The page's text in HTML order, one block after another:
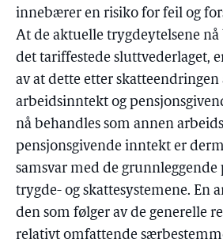
innebærer en risiko for feil og
At de aktuelle trygdeytelsene
det tariffestede sluttvederlaget,
av at dette etter skatteendringen
arbeidsinntekt og
nå behandles som annen
pensjonsgivende inntekt er
samsvar med de
trygde- og skattesystemene. En
den som følger av de generelle
relativt omfattende